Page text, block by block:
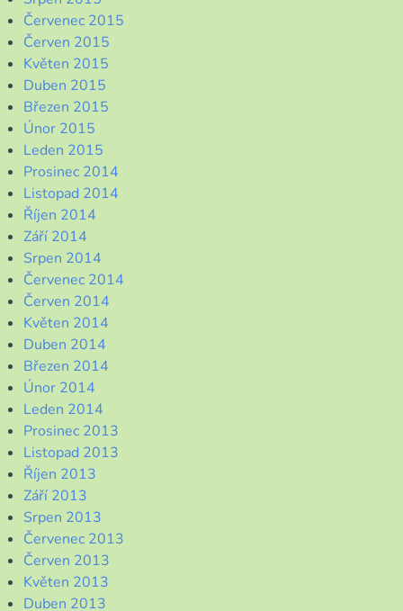
Červenec 2015
Červen 2015
Květen 2015
Duben 2015
Březen 2015
Únor 2015
Leden 2015
Prosinec 2014
Listopad 2014
Říjen 2014
Září 2014
Srpen 2014
Červenec 2014
Červen 2014
Květen 2014
Duben 2014
Březen 2014
Únor 2014
Leden 2014
Prosinec 2013
Listopad 2013
Říjen 2013
Září 2013
Srpen 2013
Červenec 2013
Červen 2013
Květen 2013
Duben 2013